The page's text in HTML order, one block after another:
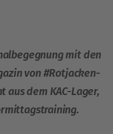
mit den
von #Rotjacken-
dem KAC-Lager,